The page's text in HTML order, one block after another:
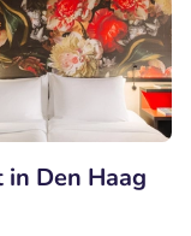
Den Haag